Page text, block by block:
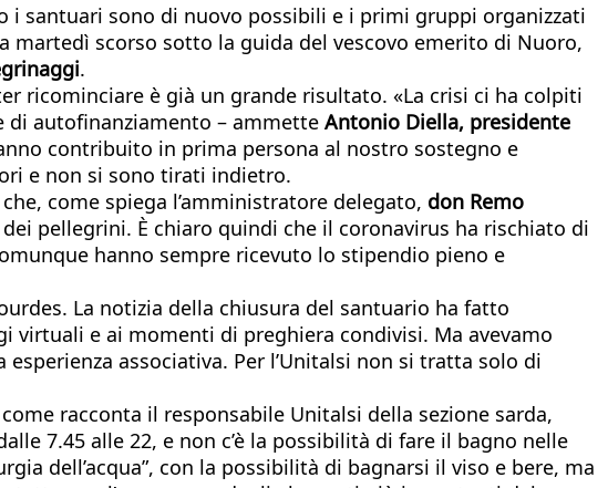
i santuari sono di nuovo possibili e i primi gruppi organizzati
martedì scorso sotto la guida del vescovo emerito di Nuoro,
.
ricominciare è già un grande risultato. «La crisi ci ha colpiti
di autofinanziamento – ammette Antonio Diella, presidente
contribuito in prima persona al nostro sostegno e
e non si sono tirati indietro.
che, come spiega l’amministratore delegato, don Remo
pellegrini. È chiaro quindi che il coronavirus ha rischiato di
hanno sempre ricevuto lo stipendio pieno e
La notizia della chiusura del santuario ha fatto
virtuali e ai momenti di preghiera condivisi. Ma avevamo
associativa. Per l’Unitalsi non si tratta solo di
racconta il responsabile Unitalsi della sezione sarda,
7.45 alle 22, e non c’è la possibilità di fare il bagno nelle
dell’acqua”, con la possibilità di bagnarsi il viso e bere, ma